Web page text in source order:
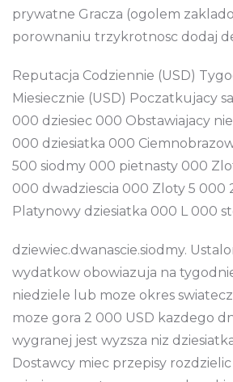
prywatne Gracza (ogolem
porownaniu trzykrotnosc dodaj
Reputacja Codziennie (USD)
Miesiecznie (USD) Poczatkujacy
000 dziesiec 000 Obstawiajacy
000 dziesiatka 000
500 siodmy 000 pietnasty 000
000 dwadziescia 000 Zloty 5 000
Platynowy dziesiatka 000 L 000
dziewiec.dwanascie.siodmy.
wydatkow obowiazuja na
niedziele lub moze okres
moze gora 2 000 USD kazdego
wygranej jest wyzsza niz
Dostawcy miec przepisy